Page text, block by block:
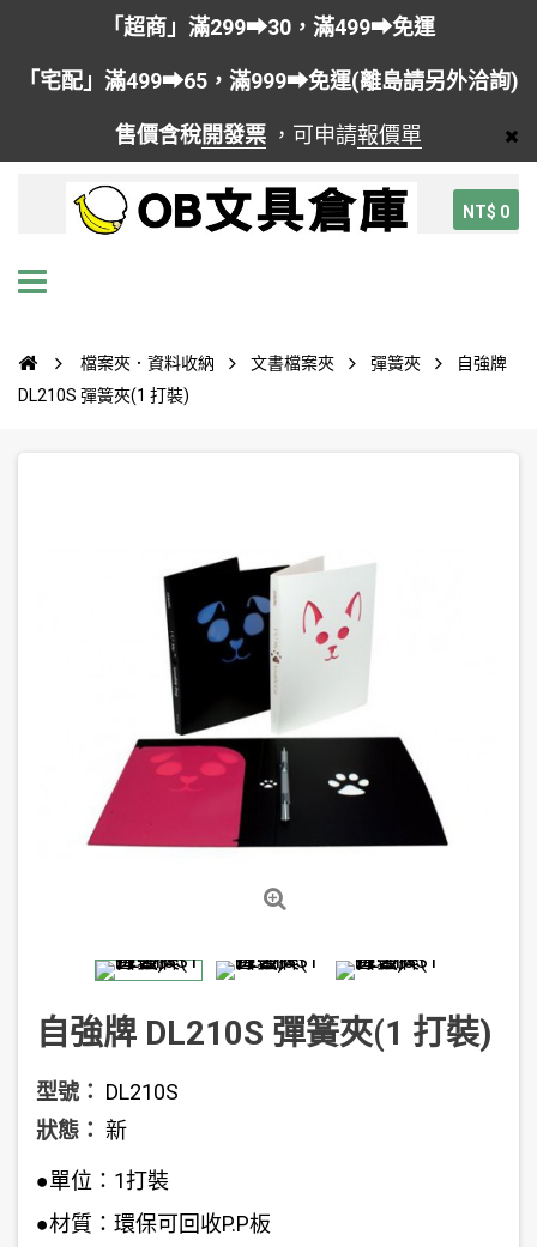
「超商」滿299➡30，滿499➡免運
「宅配」滿499➡65，滿999➡免運(離島請另外洽詢)
售價含稅開發票 ，可申請報價單
NT$ 0
檔案夾．資料收納 文書檔案夾 彈簧夾
自強牌
DL210S 彈簧夾(1 打裝)
自強牌 DL210S 彈簧夾(1 打裝)
型號： DL210S
狀態： 新
●單位：1打裝
●材質：環保可回收P.P板